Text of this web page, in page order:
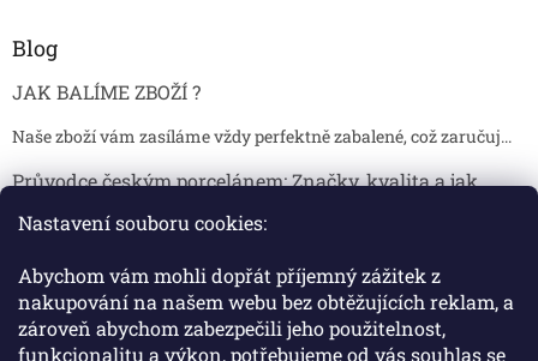
Nastavení souboru cookies:
Abychom vám mohli dopřát příjemný zážitek z
nakupování na našem webu bez obtěžujících reklam, a
zároveň abychom zabezpečili jeho použitelnost,
funkcionalitu a výkon, potřebujeme od vás souhlas se
Blog
JAK BALÍME ZBOŽÍ ?
Naše zboží vám zasíláme vždy perfektně zabalené, což zaručuj...
Průvodce českým porcelánem: Značky, kvalita a jak
Jak skladovat broušené sklenice, aby se nepoškodily?
Broušené sklenice jsou symbolem elegance, tradice a luxusu. ...